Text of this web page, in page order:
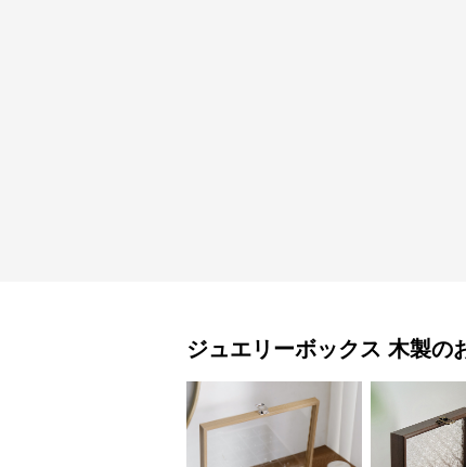
ジュエリーボックス 木製の